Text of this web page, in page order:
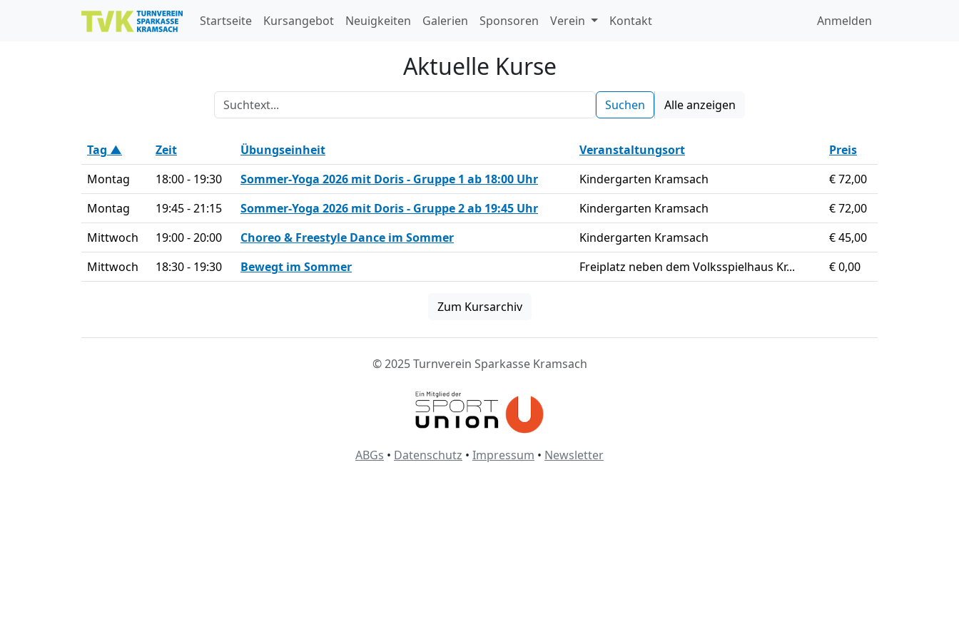
Skip to main content
Startseite
Kursangebot Neuigkeiten Galerien Sponsoren Verein Kontakt Anmelden
Aktuelle Kurse
Alle anzeigen
Tag ▲ Zeit Übungseinheit Veranstaltungsort
Preis
Montag
18:00 - 19:30 Sommer-Yoga 2026 mit Doris - Gruppe 1 ab 18:00 Uhr Kindergarten Kramsach
€ 72,00
Montag
19:45 - 21:15 Sommer-Yoga 2026 mit Doris - Gruppe 2 ab 19:45 Uhr Kindergarten Kramsach
€ 72,00
Mittwoch
19:00 - 20:00 Choreo & Freestyle Dance im Sommer Kindergarten Kramsach
€ 45,00
Mittwoch
18:30 - 19:30 Bewegt im Sommer Freiplatz neben dem Volksspielhaus Kr... € 0,00
Zum Kursarchiv
© 2025 Turnverein Sparkasse Kramsach
ABGs • Datenschutz • Impressum • Newsletter